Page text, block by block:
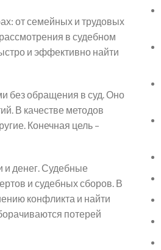
от семейных и трудовых
в судебном
и эффективно найти
без обращения в суд. Оно
В качестве методов
Конечная цель –
и денег. Судебные
и судебных сборов. В
конфликта и найти
потерей